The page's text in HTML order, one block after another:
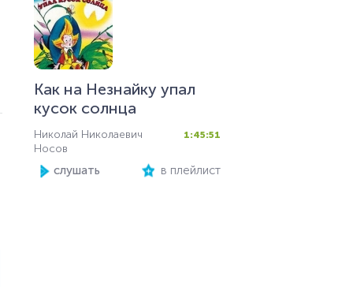
Как на Незнайку упал
кусок солнца
Николай Николаевич
Носов
1:45:51
слушать в плейлист